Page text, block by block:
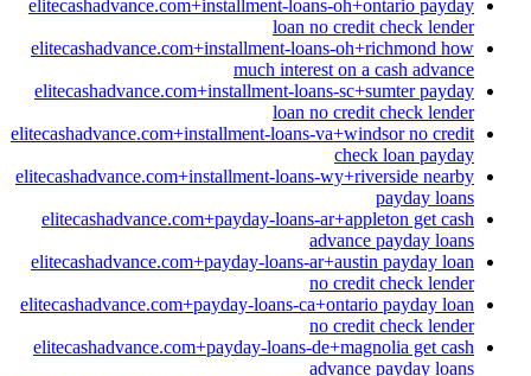
elitecashadvance.com+installment-loans-oh+ontario payday
loan no credit check lender
elitecashadvance.com+installment-loans-oh+richmond how
much interest on a cash advance
elitecashadvance.com+installment-loans-sc+sumter payday
loan no credit check lender
elitecashadvance.com+installment-loans-va+windsor no credit
check loan payday
elitecashadvance.com+installment-loans-wy+riverside nearby
payday loans
elitecashadvance.com+payday-loans-ar+appleton get cash
advance payday loans
elitecashadvance.com+payday-loans-ar+austin payday loan
no credit check lender
elitecashadvance.com+payday-loans-ca+ontario payday loan
no credit check lender
elitecashadvance.com+payday-loans-de+magnolia get cash
advance payday loans